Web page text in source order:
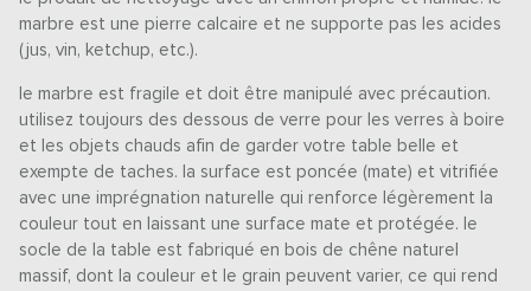
marbre est une pierre calcaire et ne supporte pas les acides
(jus, vin, ketchup, etc.).
le marbre est fragile et doit être manipulé avec précaution.
utilisez toujours des dessous de verre pour les verres à boire
et les objets chauds afin de garder votre table belle et
exempte de taches. la surface est poncée (mate) et vitrifiée
avec une imprégnation naturelle qui renforce légèrement la
couleur tout en laissant une surface mate et protégée. le
socle de la table est fabriqué en bois de chêne naturel
massif, dont la couleur et le grain peuvent varier, ce qui rend